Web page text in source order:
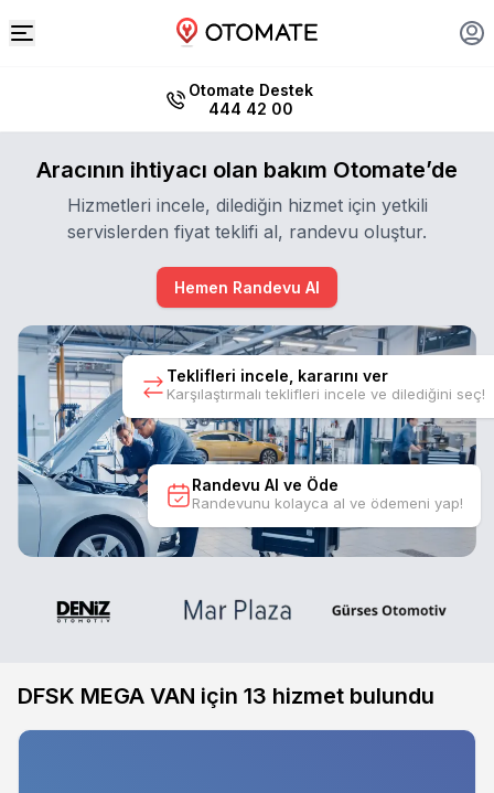
Otomate Destek
444 42 00
Aracının ihtiyacı olan bakım Otomate’de
Hizmetleri incele, dilediğin hizmet için yetkili
servislerden fiyat teklifi al, randevu oluştur.
Hemen Randevu Al
Teklifleri incele, kararını ver
Karşılaştırmalı teklifleri incele ve dilediğini seç!
Randevu Al ve Öde
Randevunu kolayca al ve ödemeni yap!
DFSK MEGA VAN için 13 hizmet bulundu